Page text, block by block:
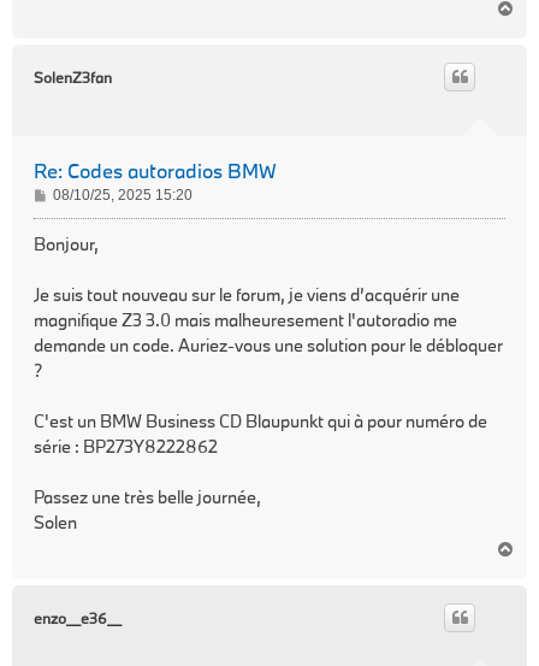
SolenZ3fan
Re: Codes autoradios BMW
M
e
g
e
08/10/25, 2025 15:20
Bonjour,
Je suis tout nouveau sur le forum, je viens d’acquérir une
magnifique Z3 3.0 mais malheuresement l'autoradio me
demande un code. Auriez-vous une solution pour le débloquer
?
C'est un BMW Business CD Blaupunkt qui à pour numéro de
série : BP273Y8222862
Passez une très belle journée,
Solen
enzo__e36__